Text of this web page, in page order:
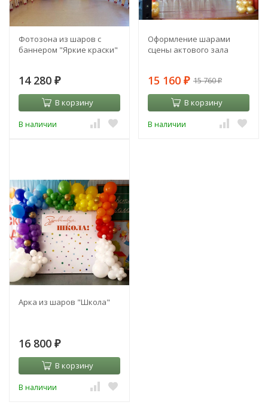
Фотозона из шаров с
баннером "Яркие краски"
14 280 ₽
В корзину
В наличии
Оформление шарами
сцены актового зала
15 160 ₽ 15 760₽
В корзину
В наличии
Арка из шаров "Школа"
16 800 ₽
В корзину
В наличии